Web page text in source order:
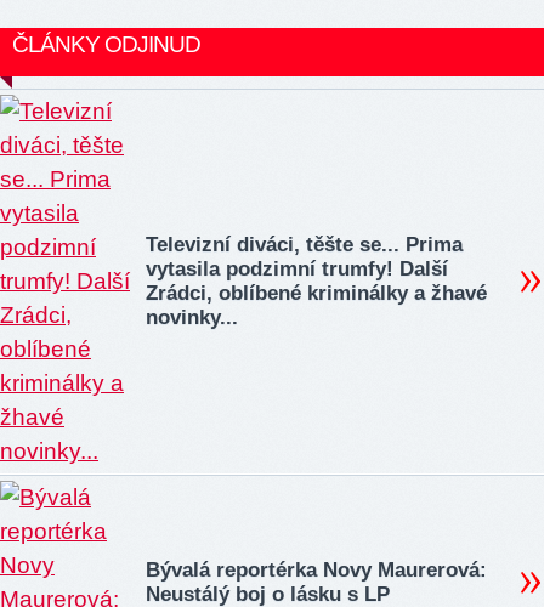
ČLÁNKY ODJINUD
Televizní diváci, těšte se... Prima
vytasila podzimní trumfy! Další
Zrádci, oblíbené kriminálky a žhavé
novinky...
Bývalá reportérka Novy Maurerová:
Neustálý boj o lásku s LP